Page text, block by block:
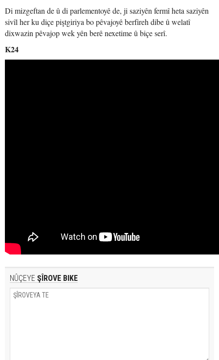
Di mizgeftan de û di parlementoyê de, ji saziyên fermî heta saziyên
sivîl her ku diçe piştgiriya bo pêvajoyê berfireh dibe û welatî
dixwazin pêvajop wek yên berê nexetime û biçe serî.
K24
NÛÇEYE ŞÎROVE BIKE